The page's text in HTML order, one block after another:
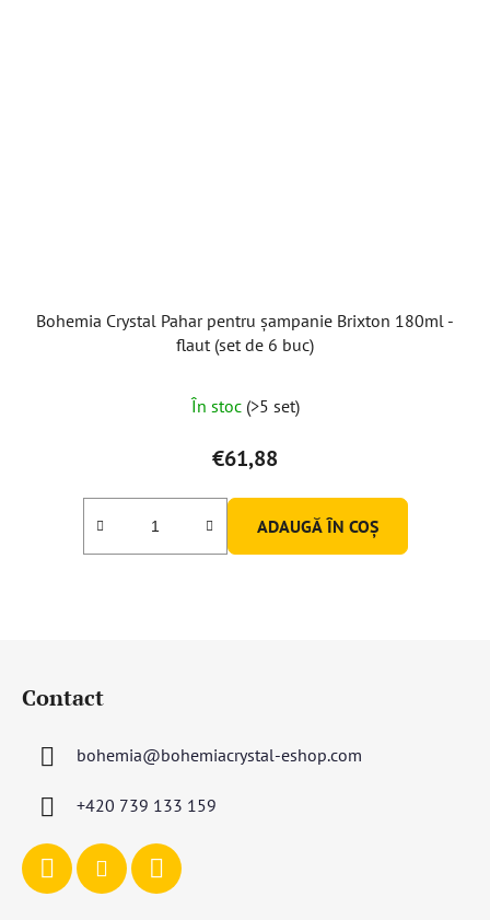
Bohemia Crystal Pahar pentru șampanie Brixton 180ml -
flaut (set de 6 buc)
În stoc (>5 set)
€61,88
ADAUGĂ ÎN COŞ
Contact
bohemia@bohemiacrystal-eshop.com
+420 739 133 159